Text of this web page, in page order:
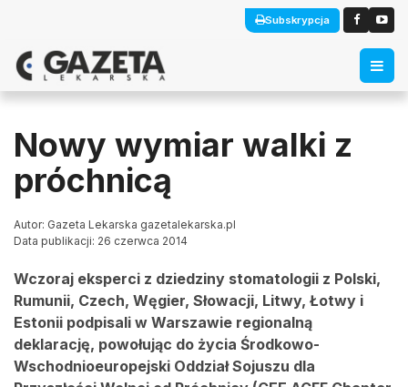
Subskrypcja
Nowy wymiar walki z
próchnicą
Autor: Gazeta Lekarska gazetalekarska.pl
Data publikacji: 26 czerwca 2014
Wczoraj eksperci z dziedziny stomatologii z Polski,
Rumunii, Czech, Węgier, Słowacji, Litwy, Łotwy i
Estonii podpisali w Warszawie regionalną
deklarację, powołując do życia Środkowo-
Wschodnioeuropejski Oddział Sojuszu dla